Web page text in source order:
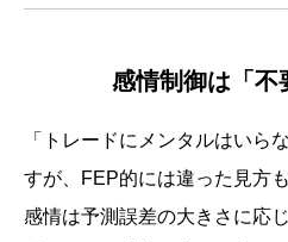
感情制御は「不
「トレードにメンタルはいら
すが、FEP的には違った見方も
感情は予測誤差の大きさに応